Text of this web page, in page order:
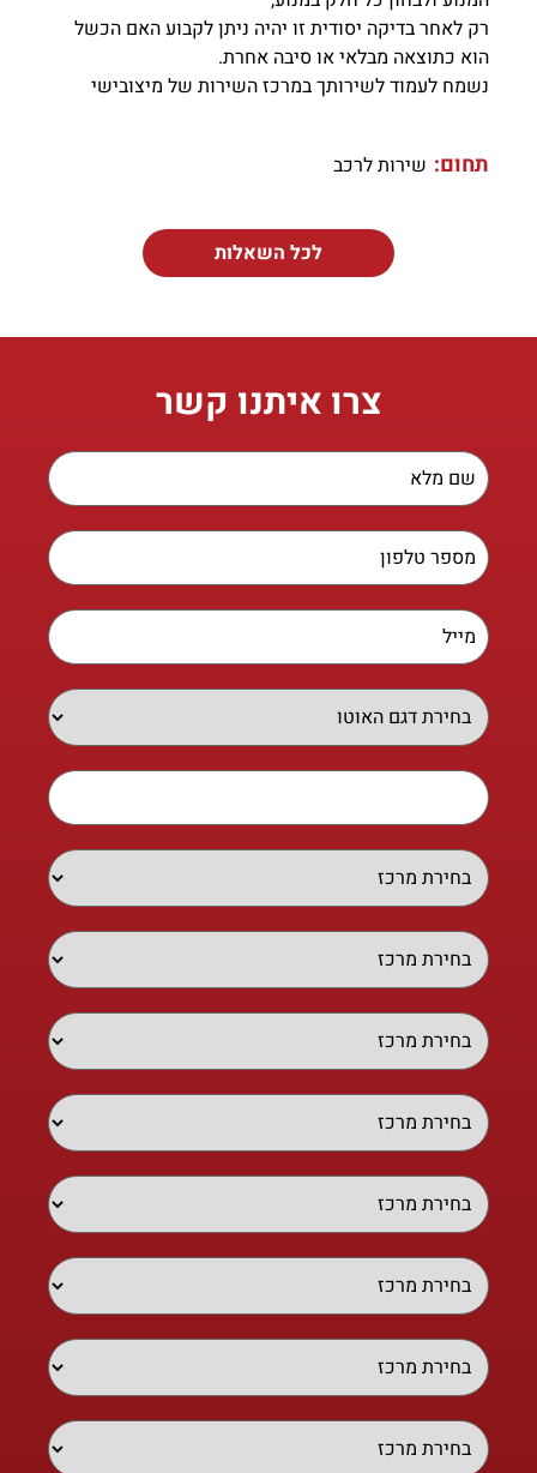
רק לאחר בדיקה יסודית זו יהיה ניתן לקבוע האם הכשל
הוא כתוצאה מבלאי או סיבה אחרת.
נשמח לעמוד לשירותך במרכז השירות של מיצובישי
תחום: שירות לרכב
לכל השאלות
צרו איתנו קשר